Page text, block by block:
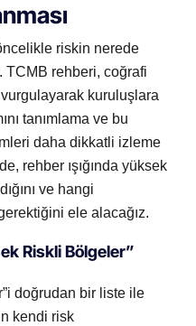
riskin nerede
TCMB rehberi, coğrafi
kuruluşlara
tanımlama ve bu
daha dikkatli izleme
rehber ışığında yüksek
ve hangi
ele alacağız.
Riskli Bölgeler”
doğrudan bir liste ile
kendi risk